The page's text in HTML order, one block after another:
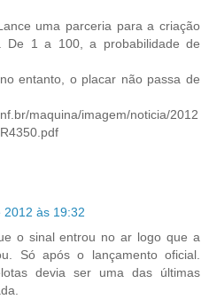
uma parceria para a criação
De 1 a 100, a probabilidade de
entanto, o placar não passa de
maquina/imagem/noticia/2012
2012 às 19:32
o sinal entrou no ar logo que a
Só após o lançamento oficial.
devia ser uma das últimas